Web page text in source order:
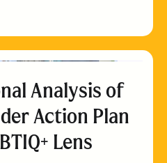
Analysis of
Action Plan
Lens